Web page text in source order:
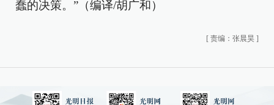
蠢的决策。”（编译/胡广和）
[ 责编：张晨昊 ]